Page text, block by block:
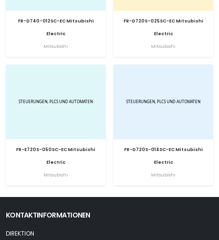
FR-D740-012SC-EC Mitsubishi
Electric
Mitsubishi
FR-D720S-025SC-EC Mitsubishi
Electric
Mitsubishi
FR-E720S-050SC-EC Mitsubishi
Electric
Mitsubishi
FR-D720S-014SC-EC Mitsubishi
Electric
Mitsubishi
KONTAKTINFORMATIONEN
DIREKTION